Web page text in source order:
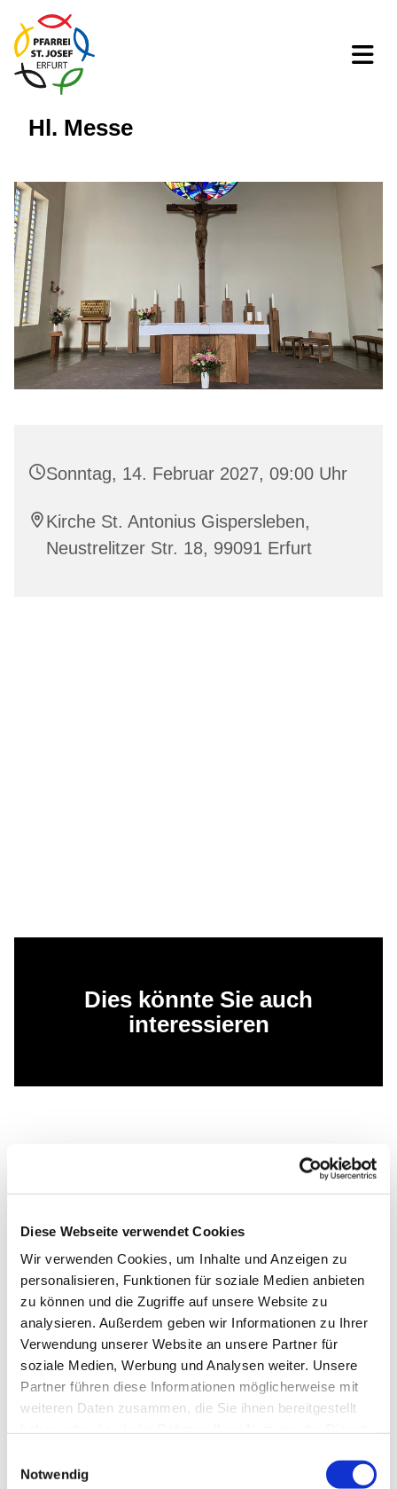
Diese Webseite verwendet Cookies
Wir verwenden Cookies, um Inhalte und Anzeigen zu
personalisieren, Funktionen für soziale Medien anbieten
zu können und die Zugriffe auf unsere Website zu
analysieren. Außerdem geben wir Informationen zu Ihrer
Verwendung unserer Website an unsere Partner für
soziale Medien, Werbung und Analysen weiter. Unsere
Partner führen diese Informationen möglicherweise mit
weiteren Daten zusammen, die Sie ihnen bereitgestellt
Notwendig
Hl. Messe
Sonntag, 14. Februar 2027, 09:00 Uhr
Kirche St. Antonius Gispersleben,
Neustrelitzer Str. 18, 99091 Erfurt
Dies könnte Sie auch
interessieren